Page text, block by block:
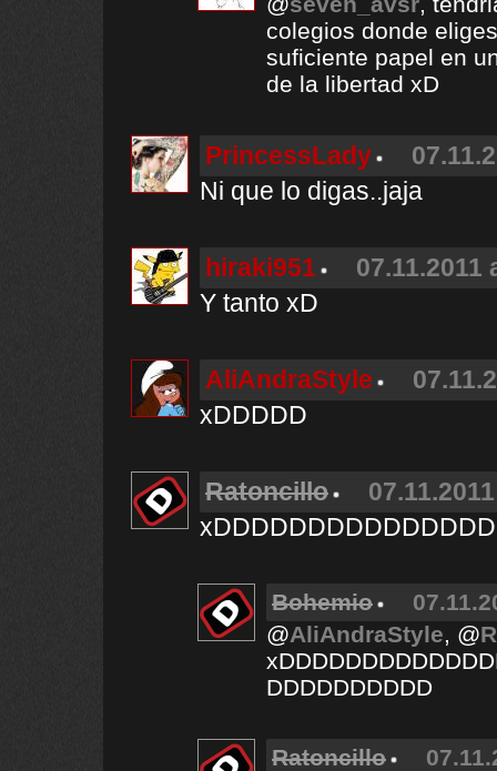
colegios donde
suficiente papel en
de la libertad xD
PrincessLady
Ni que lo digas..jaja
hiraki951
07.11.2011
Y tanto xD
AliAndraStyle
xDDDDD
Ratoncillo
Bohemio
@AliAndraStyle, @
DDDDDDDDDD
Ratoncillo